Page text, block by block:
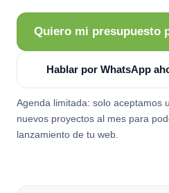
Quiero mi presupuesto
Hablar por WhatsApp
Agenda limitada: solo aceptamos
nuevos proyectos al mes para
lanzamiento de tu web.